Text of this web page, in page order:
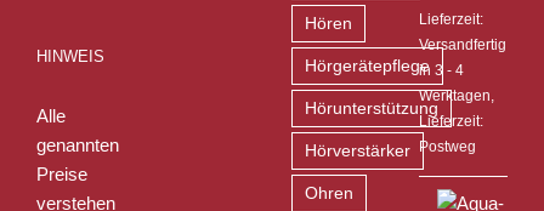
HINWEIS
Alle
genannten
Preise
verstehen
Hören
Hörgerätepflege
Hörunterstützung
Hörverstärker
Ohren
Lieferzeit:
Versandfertig
in 3 - 4
Werktagen,
Lieferzeit:
Postweg